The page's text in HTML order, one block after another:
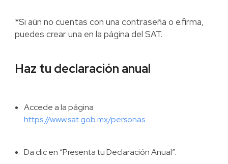
*Si aún no cuentas con una contraseña o e.firma,
puedes crear una en la página del SAT.
Haz tu declaración anual
Accede a la página
https://www.sat.gob.mx/personas.
Da clic en “Presenta tu Declaración Anual”.